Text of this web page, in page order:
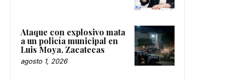
Ataque con explosivo mata
a un policía municipal en
Luis Moya, Zacatecas
agosto 1, 2026